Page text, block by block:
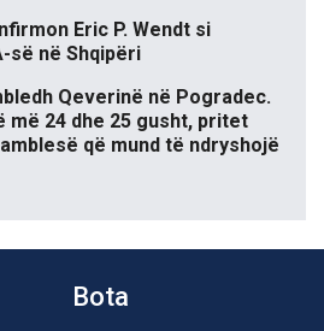
Eric P. Wendt si
së në Shqipëri
Qeverinë në Pogradec.
24 dhe 25 gusht, pritet
që mund të ndryshojë
Bota